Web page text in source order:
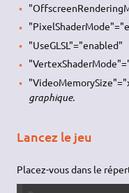
"UseGLSL"="enabled"
graphique.
Lancez le jeu
Placez-vous dans le